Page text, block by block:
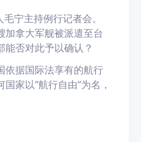
宁主持例行记者会。
加拿大军舰被派遣至台
能否对此予以确认？
依据国际法享有的航行
家以“航行自由”为名，